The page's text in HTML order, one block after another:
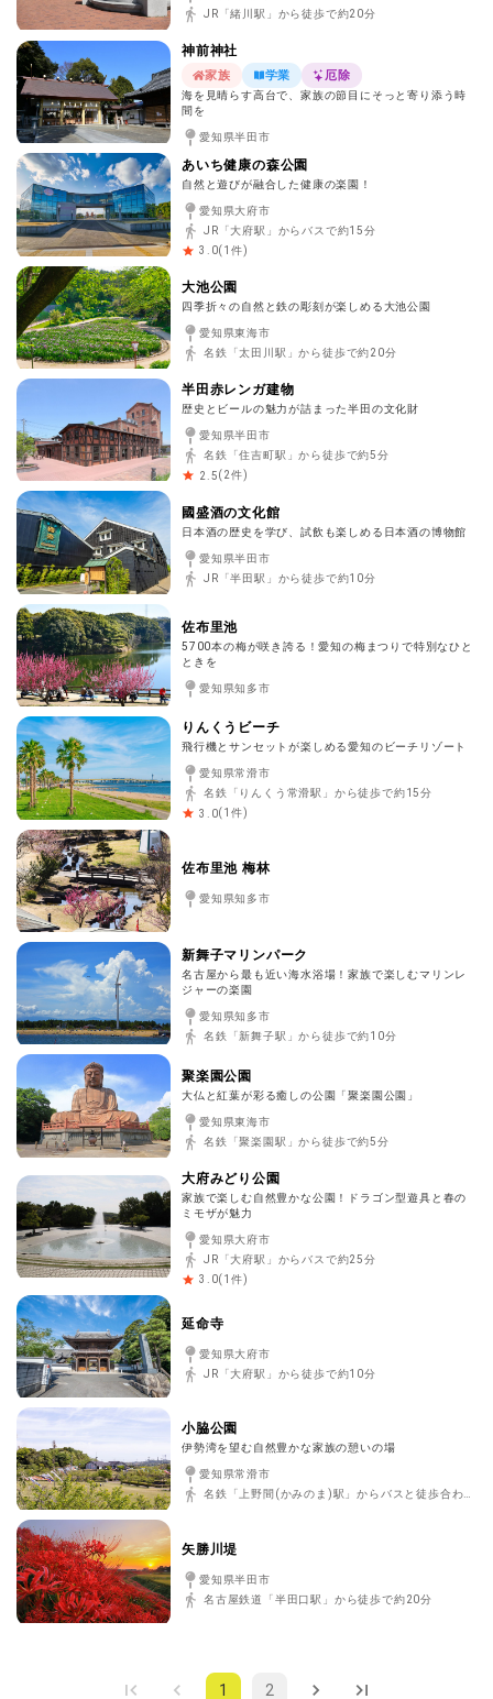
JR「緒川駅」から徒歩で約20分
神前神社
家族 学業 厄除
海を見晴らす高台で、家族の節目にそっと寄り添う時
間を
愛知県半田市
あいち健康の森公園
自然と遊びが融合した健康の楽園！
愛知県大府市
JR「大府駅」からバスで約15分
3.0( 1件)
大池公園
四季折々の自然と鉄の彫刻が楽しめる大池公園
愛知県東海市
名鉄「太田川駅」から徒歩で約20分
半田赤レンガ建物
歴史とビールの魅力が詰まった半田の文化財
愛知県半田市
名鉄「住吉町駅」から徒歩で約5分
2.5( 2件)
國盛酒の文化館
日本酒の歴史を学び、試飲も楽しめる日本酒の博物館
愛知県半田市
JR「半田駅」から徒歩で約10分
佐布里池
5700本の梅が咲き誇る！愛知の梅まつりで特別なひと
ときを
愛知県知多市
りんくうビーチ
飛行機とサンセットが楽しめる愛知のビーチリゾート
愛知県常滑市
名鉄「りんくう常滑駅」から徒歩で約15分
3.0( 1件)
佐布里池 梅林
愛知県知多市
新舞子マリンパーク
名古屋から最も近い海水浴場！家族で楽しむマリンレ
ジャーの楽園
愛知県知多市
名鉄「新舞子駅」から徒歩で約10分
聚楽園公園
大仏と紅葉が彩る癒しの公園「聚楽園公園」
愛知県東海市
名鉄「聚楽園駅」から徒歩で約5分
大府みどり公園
家族で楽しむ自然豊かな公園！ドラゴン型遊具と春の
ミモザが魅力
愛知県大府市
JR「大府駅」からバスで約25分
3.0( 1件)
延命寺
愛知県大府市
JR「大府駅」から徒歩で約10分
小脇公園
伊勢湾を望む自然豊かな家族の憩いの場
愛知県常滑市
名鉄「上野間(かみのま)駅」からバスと徒歩合わせて約20分
矢勝川堤
愛知県半田市
名古屋鉄道「半田口駅」から徒歩で約20分
1 2